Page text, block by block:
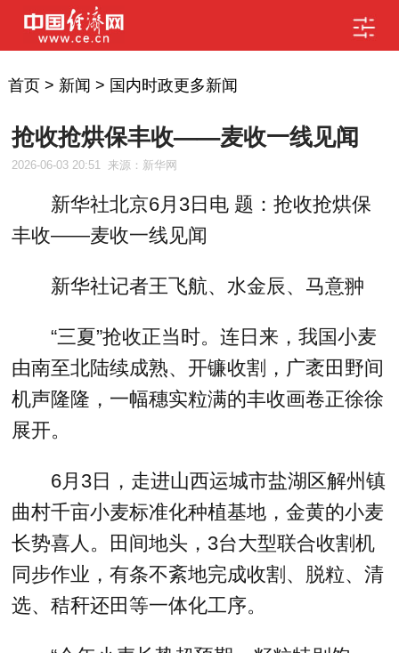
首页> 新闻 > 国内时政更多新闻
抢收抢烘保丰收——麦收一线见闻
2026-06-03 20:51 来源：新华网
新华社北京6月3日电 题：抢收抢烘保
丰收——麦收一线见闻
新华社记者王飞航、水金辰、马意翀
“三夏”抢收正当时。连日来，我国小麦
由南至北陆续成熟、开镰收割，广袤田野间
机声隆隆，一幅穗实粒满的丰收画卷正徐徐
展开。
6月3日，走进山西运城市盐湖区解州镇
曲村千亩小麦标准化种植基地，金黄的小麦
长势喜人。田间地头，3台大型联合收割机
同步作业，有条不紊地完成收割、脱粒、清
选、秸秆还田等一体化工序。